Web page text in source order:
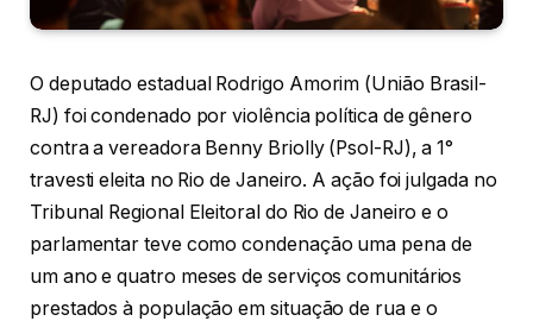
O deputado estadual Rodrigo Amorim (União Brasil-
RJ) foi condenado por violência política de gênero
contra a vereadora Benny Briolly (Psol-RJ), a 1°
travesti eleita no Rio de Janeiro. A ação foi julgada no
Tribunal Regional Eleitoral do Rio de Janeiro e o
parlamentar teve como condenação uma pena de
um ano e quatro meses de serviços comunitários
prestados à população em situação de rua e o